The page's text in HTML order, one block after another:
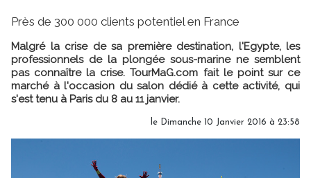
Près de 300 000 clients potentiel en France
Malgré la crise de sa première destination, l'Egypte, les
professionnels de la plongée sous-marine ne semblent
pas connaître la crise. TourMaG.com fait le point sur ce
marché à l'occasion du salon dédié à cette activité, qui
s'est tenu à Paris du 8 au 11 janvier.
le Dimanche 10 Janvier 2016 à 23:58